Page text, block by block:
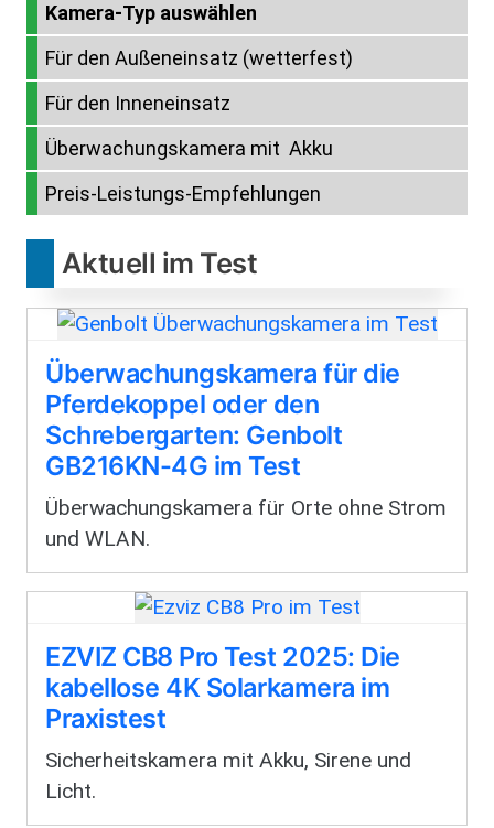
Kamera-Typ auswählen
Für den Außeneinsatz (wetterfest)
Für den Inneneinsatz
Überwachungskamera mit Akku
Preis-Leistungs-Empfehlungen
Aktuell im Test
Überwachungskamera für die
Pferdekoppel oder den
Schrebergarten: Genbolt
GB216KN-4G im Test
Überwachungskamera für Orte ohne Strom
und WLAN.
EZVIZ CB8 Pro Test 2025: Die
kabellose 4K Solarkamera im
Praxistest
Sicherheitskamera mit Akku, Sirene und
Licht.